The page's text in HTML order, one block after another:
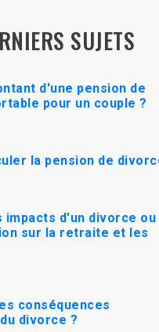
SUJETS
d'une pension de
pour un couple ?
la pension de
impacts d'un divorce ou
sur la retraite et les
conséquences
divorce ?